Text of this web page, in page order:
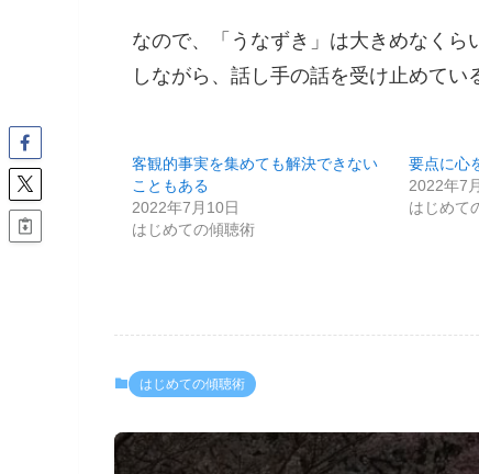
なので、「うなずき」は大きめなく
しながら、話し手の話を受け止めてい
客観的事実を集めても解決できない
こともある
2022年7月10日
はじめての傾聴術
要点に心
2022年7
はじめて
はじめての傾聴術